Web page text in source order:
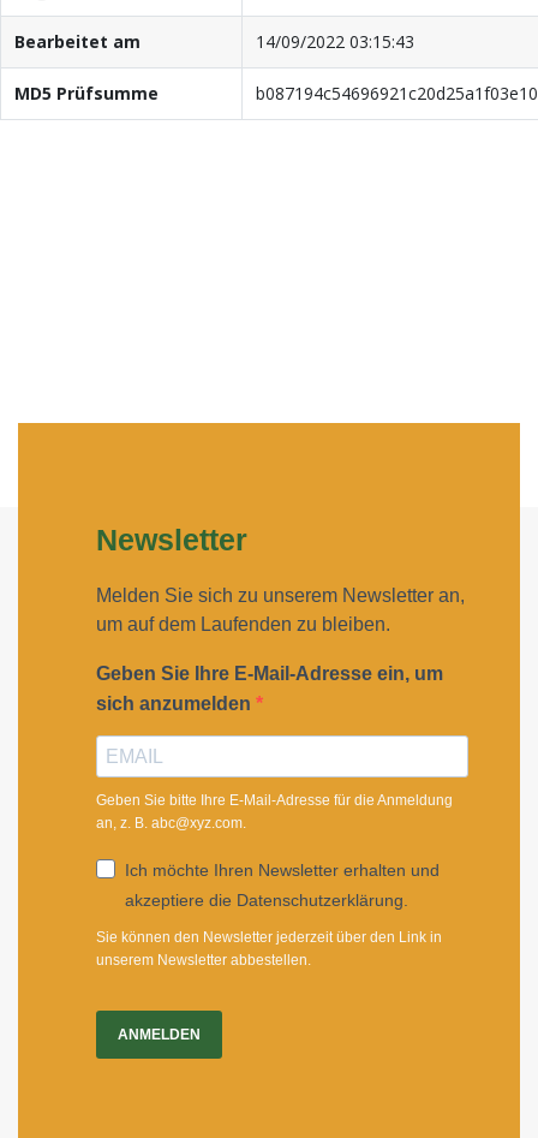
Bearbeitet am 14/09/2022 03:15:43
MD5 Prüfsumme
Newsletter
Melden Sie sich zu unserem Newsletter an,
um auf dem Laufenden zu bleiben.
Geben Sie Ihre E-Mail-Adresse ein, um
sich anzumelden
Geben Sie bitte Ihre E-Mail-Adresse für die Anmeldung
an, z. B. abc@xyz.com.
Ich möchte Ihren Newsletter erhalten und
akzeptiere die Datenschutzerklärung.
Sie können den Newsletter jederzeit über den Link in
unserem Newsletter abbestellen.
ANMELDEN